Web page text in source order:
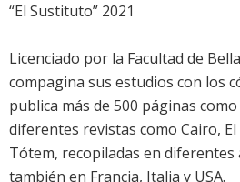
“El Sustituto” 2021
Licenciado por la Facultad de
compagina sus estudios con los
publica más de 500 páginas
diferentes revistas como Cairo,
Tótem, recopiladas en diferentes
también en Francia, Italia y USA.